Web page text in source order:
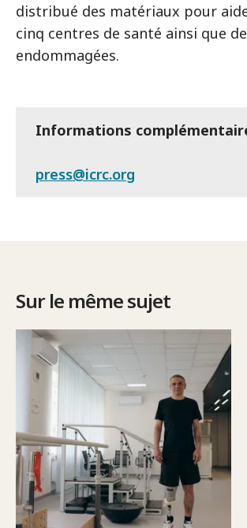
distribué des matériaux pour
cinq centres de santé ainsi que
endommagées.
Informations
press@icrc.org
Sur le même sujet